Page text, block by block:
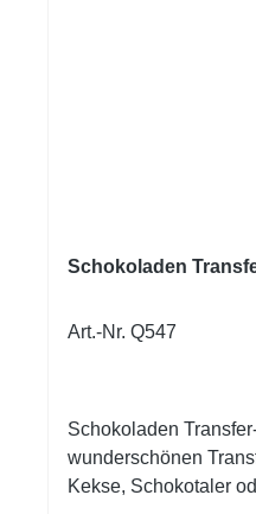
Schokoladen
Art.-Nr. Q547
Schokoladen
wunderschönen
Kekse, Schokotaler